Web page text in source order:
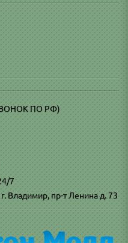
ПО РФ)
7
Владимир, пр-т Ленина д. 73